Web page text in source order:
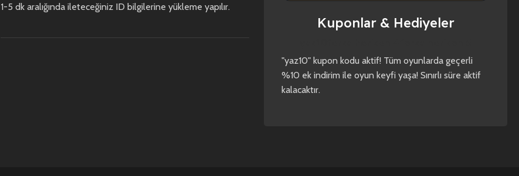
1-5 dk aralığında ileteceğiniz ID bilgilerine yükleme yapılır.
Kuponlar & Hediyeler
"yaz10" kupon kodu aktif! Tüm oyunlarda geçerli
%10 ek indirim ile oyun keyfi yaşa! Sınırlı süre aktif
kalacaktır.